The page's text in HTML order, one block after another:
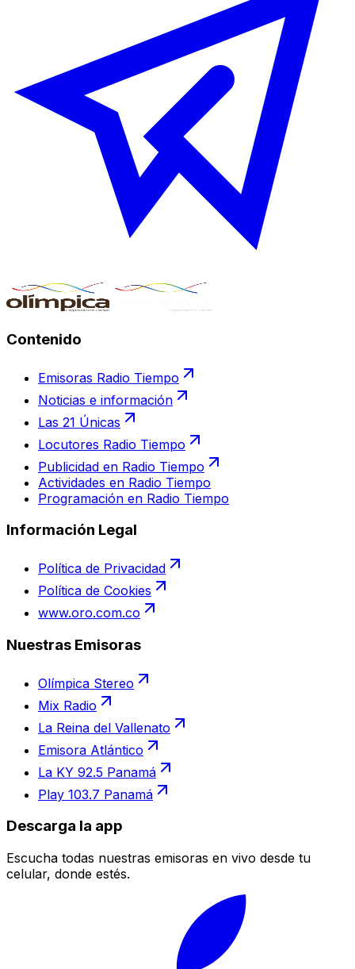
Contenido
Emisoras Radio Tiempo
Noticias e información
Las 21 Únicas
Locutores Radio Tiempo
Publicidad en Radio Tiempo
Actividades en Radio Tiempo
Programación en Radio Tiempo
Información Legal
Política de Privacidad
Política de Cookies
www.oro.com.co
Nuestras Emisoras
Olímpica Stereo
Mix Radio
La Reina del Vallenato
Emisora Atlántico
La KY 92.5 Panamá
Play 103.7 Panamá
Descarga la app
Escucha todas nuestras emisoras en vivo desde tu
celular, donde estés.